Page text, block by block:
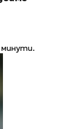
минути.